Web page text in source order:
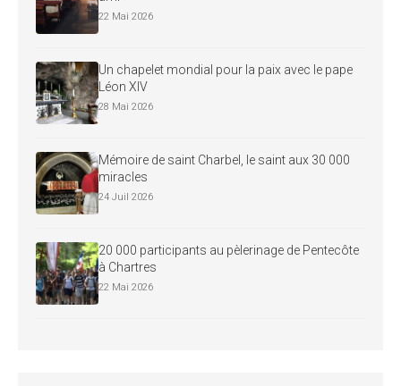
22 Mai 2026
Un chapelet mondial pour la paix avec le pape
Léon XIV
28 Mai 2026
Mémoire de saint Charbel, le saint aux 30 000
miracles
24 Juil 2026
20 000 participants au pèlerinage de Pentecôte
à Chartres
22 Mai 2026